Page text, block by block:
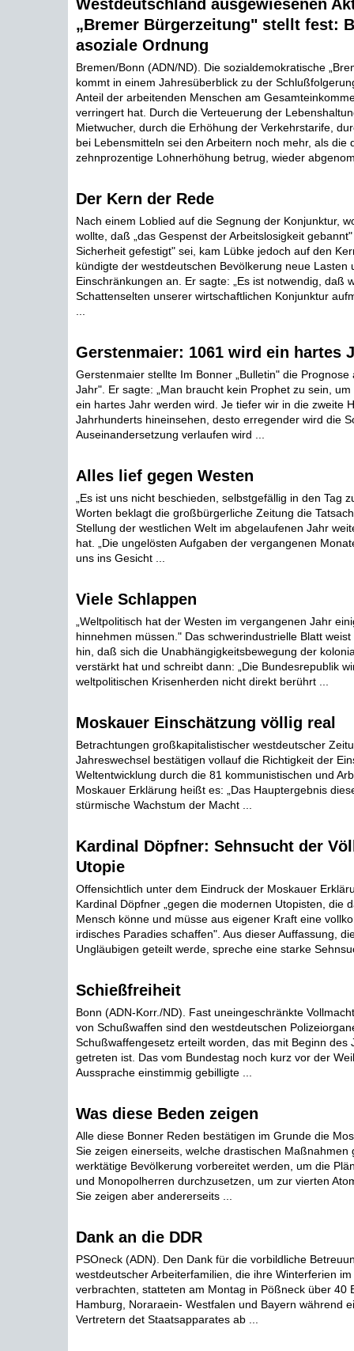
Westdeutschland ausgewiesenen
„Bremer Bürgerzeitung" stellt fest:
asoziale Ordnung
Bremen/Bonn (ADN/ND). Die sozialdemokratische
kommt in einem Jahresüberblick zu der
Anteil der arbeitenden Menschen am
verringert hat. Durch die Verteuerung der
Mietwucher, durch die Erhöhung der Verkehrstarife,
bei Lebensmitteln sei den Arbeitern noch mehr, als die
zehnprozentige Lohnerhöhung betrug, wieder
Der Kern der Rede
Nach einem Loblied auf die Segnung der Konjunktur,
wollte, daß „das Gespenst der Arbeitslosigkeit
Sicherheit gefestigt" sei, kam Lübke jedoch auf den
kündigte der westdeutschen Bevölkerung neue Lasten
Einschränkungen an. Er sagte: „Es ist notwendig, daß
Schattenselten unserer wirtschaftlichen Konjunktur
Gerstenmaier: 1061 wird ein hartes
Gerstenmaier stellte Im Bonner „Bulletin" die Prognose
Jahr". Er sagte: „Man braucht kein Prophet zu sein,
ein hartes Jahr werden wird. Je tiefer wir in die zweite
Jahrhunderts hineinsehen, desto erregender wird die
Auseinandersetzung verlaufen wird ...
Alles lief gegen Westen
„Es ist uns nicht beschieden, selbstgefällig in den Tag
Worten beklagt die großbürgerliche Zeitung die
Stellung der westlichen Welt im abgelaufenen Jahr
hat. „Die ungelösten Aufgaben der vergangenen
uns ins Gesicht ...
Viele Schlappen
„Weltpolitisch hat der Westen im vergangenen Jahr
hinnehmen müssen." Das schwerindustrielle Blatt
hin, daß sich die Unabhängigkeitsbewegung der
verstärkt hat und schreibt dann: „Die Bundesrepublik
weltpolitischen Krisenherden nicht direkt berührt ...
Moskauer Einschätzung völlig real
Betrachtungen großkapitalistischer westdeutscher
Jahreswechsel bestätigen vollauf die Richtigkeit der
Weltentwicklung durch die 81 kommunistischen und
Moskauer Erklärung heißt es: „Das Hauptergebnis
stürmische Wachstum der Macht ...
Kardinal Döpfner: Sehnsucht der
Utopie
Offensichtlich unter dem Eindruck der Moskauer
Kardinal Döpfner „gegen die modernen Utopisten, die
Mensch könne und müsse aus eigener Kraft eine
irdisches Paradies schaffen". Aus dieser Auffassung,
Ungläubigen geteilt werde, spreche eine starke
Schießfreiheit
Bonn (ADN-Korr./ND). Fast uneingeschränkte
von Schußwaffen sind den westdeutschen
Schußwaffengesetz erteilt worden, das mit Beginn des
getreten ist. Das vom Bundestag noch kurz vor der
Aussprache einstimmig gebilligte ...
Was diese Beden zeigen
Alle diese Bonner Reden bestätigen im Grunde die
Sie zeigen einerseits, welche drastischen Maßnahmen
werktätige Bevölkerung vorbereitet werden, um die
und Monopolherren durchzusetzen, um zur vierten
Sie zeigen aber andererseits ...
Dank an die DDR
PSOneck (ADN). Den Dank für die vorbildliche
westdeutscher Arbeiterfamilien, die ihre Winterferien
verbrachten, statteten am Montag in Pößneck über 40
Hamburg, Noraraein- Westfalen und Bayern während
Vertretern det Staatsapparates ab ...